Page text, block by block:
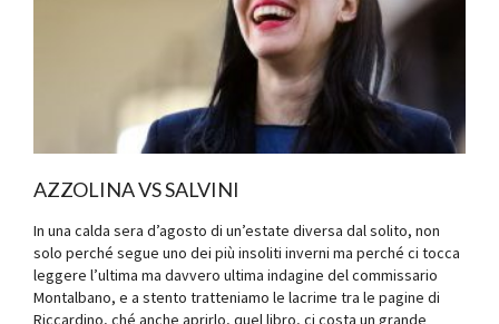
AZZOLINA VS SALVINI
In una calda sera d’agosto di un’estate diversa dal solito, non
solo perché segue uno dei più insoliti inverni ma perché ci tocca
leggere l’ultima ma davvero ultima indagine del commissario
Montalbano, e a stento tratteniamo le lacrime tra le pagine di
Riccardino, ché anche aprirlo, quel libro, ci costa un grande